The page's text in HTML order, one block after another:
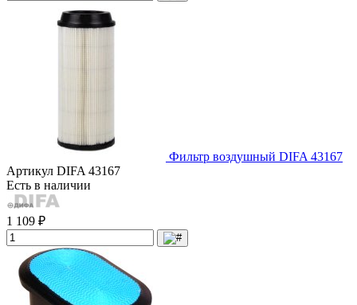
Фильтр воздушный DIFA 43167
Артикул DIFA 43167
Есть в наличии
1 109 ₽